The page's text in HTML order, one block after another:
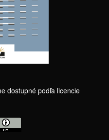
dostupné podľa licencie